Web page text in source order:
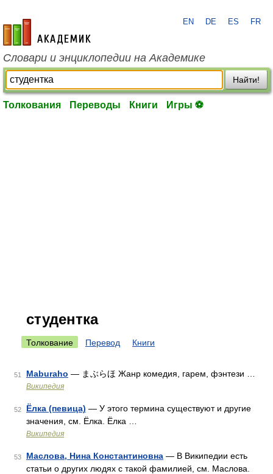
academic.ru
EN DE ES FR
Словари и энциклопедии на Академике
Найти!
Толкования Переводы Книги Игры ⚽
студентка
Толкование Перевод Книги
51 Maburaho — まぶらほ Жанр комедия, гарем, фэнтези …
Википедия
52 Ёлка (певица) — У этого термина существуют и другие
значения, см. Ёлка. Ёлка …
Википедия
53 Маслова, Нина Константиновна — В Википедии есть
статьи о других людях с такой фамилией, см. Маслова.